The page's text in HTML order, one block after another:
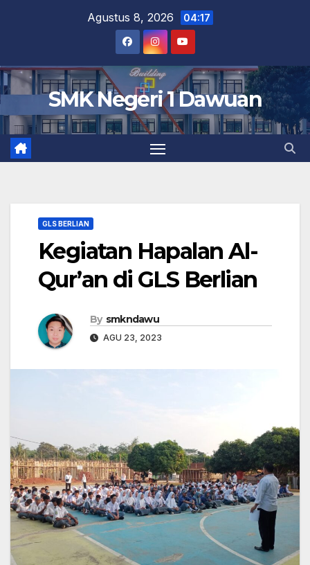
Agustus 8, 2026 04:17
SMK Negeri 1 Dawuan
GLS BERLIAN
Kegiatan Hapalan Al-
Qur’an di GLS Berlian
By smkndawu
AGU 23, 2023